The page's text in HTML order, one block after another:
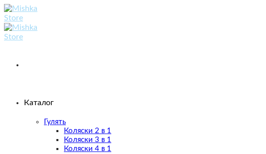
Skip
to
content
Каталог
Гулять
Коляски 2 в 1
Коляски 3 в 1
Коляски 4 в 1